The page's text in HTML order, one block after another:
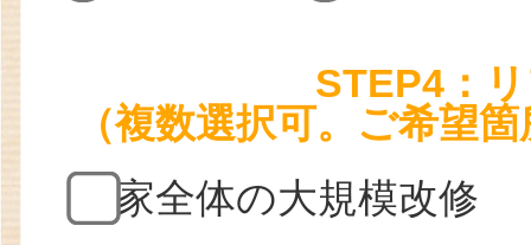
STEP4：
（複数選択可。ご希望
家全体の大規模改修